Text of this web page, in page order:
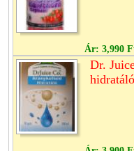
Ár: 3,990
Dr.